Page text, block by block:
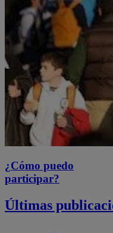
¿Cómo puedo
participar?
Últimas